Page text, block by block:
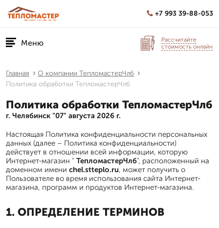
+7 993 39-88-053
Меню
Рассчитайте
стоимость онлайн
Главная
О компании ТепломастерЧлб
Политика обработки ТепломастерЧлб
Политика обработки ТепломастерЧлб
г. Челябинск "07" августа 2026 г.
Настоящая Политика конфиденциальности персональных
данных (далее – Политика конфиденциальности)
действует в отношении всей информации, которую
Интернет-магазин " ТепломастерЧлб", расположенный на
доменном имени chel.stteplo.ru, может получить о
Пользователе во время использования сайта Интернет-
магазина, программ и продуктов Интернет-магазина.
1. ОПРЕДЕЛЕНИЕ ТЕРМИНОВ